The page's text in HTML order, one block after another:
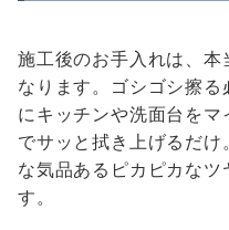
施工後のお手入れは、
なります。ゴシゴシ擦る
にキッチンや洗面台を
でサッと拭き上げるだけ
な気品あるピカピカなツ
す。